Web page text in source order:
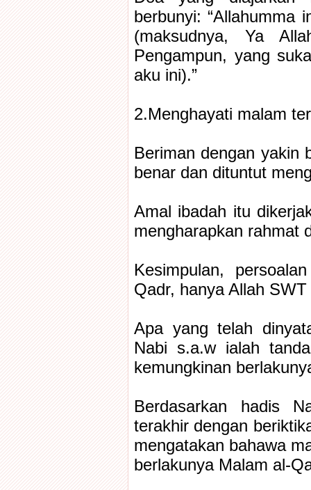
berbunyi: “Allahumma
(maksudnya, Ya
Pengampun, yang
aku ini).”
2.Menghayati malam
Beriman dengan yakin
benar dan dituntut
Amal ibadah itu
mengharapkan rahmat
Kesimpulan,
Qadr, hanya Allah
Apa yang telah
Nabi s.a.w ialah
kemungkinan
Berdasarkan hadis
terakhir dengan
mengatakan bahawa
berlakunya Malam al-